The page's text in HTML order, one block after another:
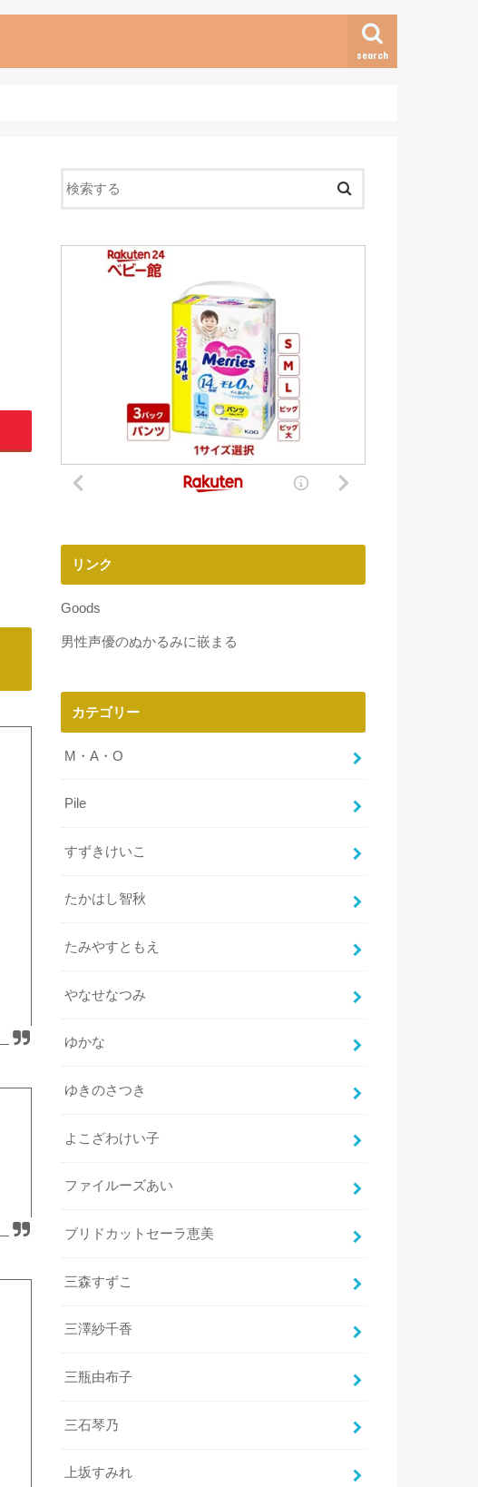
search
リンク
Goods
男性声優のぬかるみに嵌まる
カテゴリー
M・A・O
Pile
すずきけいこ
たかはし智秋
たみやすともえ
やなせなつみ
ゆかな
ゆきのさつき
よこざわけい子
ファイルーズあい
ブリドカットセーラ恵美
三森すずこ
三澤紗千香
三瓶由布子
三石琴乃
上坂すみれ